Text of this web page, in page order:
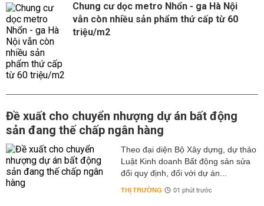
Chung cư dọc metro Nhổn - ga Hà Nội
vẫn còn nhiều sản phẩm thứ cấp từ 60
triệu/m2
Đề xuất cho chuyển nhượng dự án bất động
sản đang thế chấp ngân hàng
Theo đại diện Bộ Xây dựng, dự thảo
Luật Kinh doanh Bất động sản sửa
đổi quy định, đối với dự án...
THỊ TRƯỜNG 01 phút trước